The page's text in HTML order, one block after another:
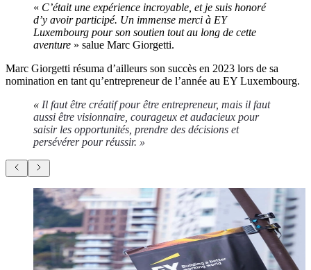
« C’était une expérience incroyable, et je suis honoré
d’y avoir participé. Un immense merci à EY
Luxembourg pour son soutien tout au long de cette
aventure » salue Marc Giorgetti.
Marc Giorgetti résuma d’ailleurs son succès en 2023 lors de sa
nomination en tant qu’entrepreneur de l’année au EY Luxembourg.
« Il faut être créatif pour être entrepreneur, mais il faut
aussi être visionnaire, courageux et audacieux pour
saisir les opportunités, prendre des décisions et
persévérer pour réussir. »